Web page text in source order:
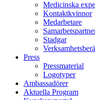
Medicinska
Kontaktkvinnor
Medarbetare
Stadgar
Press
Pressmaterial
Logotyper
Ambassadörer
Aktuella Program